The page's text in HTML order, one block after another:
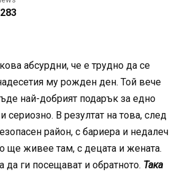
абсурдни, че е трудно да се
му рожден ден. Той вече
най-добрият подарък за едно
В резултат на това, след
район, с бариера и недалеч
ще живее там, с децата и жената.
да ги посещават и обратното. Така